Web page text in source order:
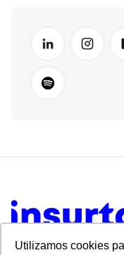
Utilizamos cookies